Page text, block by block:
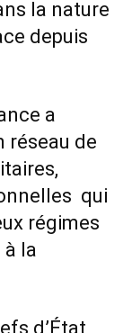
la nature
depuis
a
réseau de
qui
régimes
la
d’État